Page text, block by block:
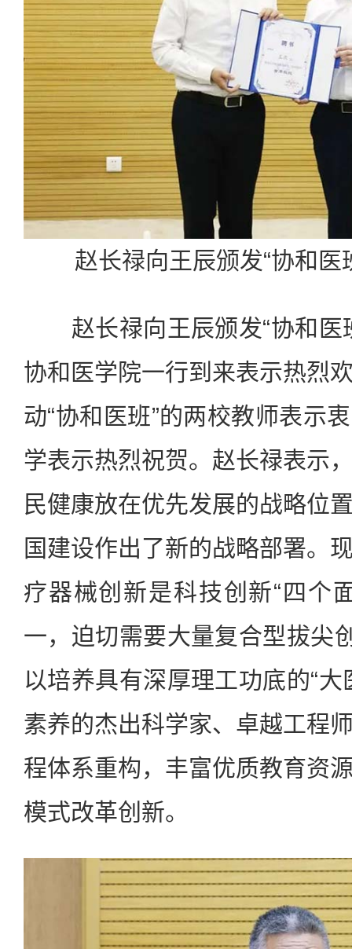
赵长禄向王辰颁发“协和医
赵长禄向王辰颁发“协和医
协和医学院一行到来表示热烈
动“协和医班”的两校教师表示
学表示热烈祝贺。赵长禄表示
民健康放在优先发展的战略位
国建设作出了新的战略部署。
疗器械创新是科技创新“四个
一，迫切需要大量复合型拔尖
以培养具有深厚理工功底的“
素养的杰出科学家、卓越工程
程体系重构，丰富优质教育资
模式改革创新。